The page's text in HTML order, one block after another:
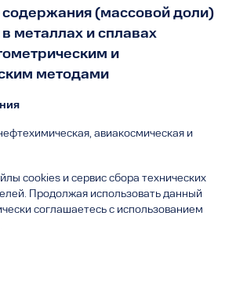
(массовой доли)
в металлах и сплавах
и
методами
авиакосмическая и
стали конструкционные
и изделия из них Медь и
cookies и сервис сбора технических
Продолжая использовать данный
соглашаетесь с использованием